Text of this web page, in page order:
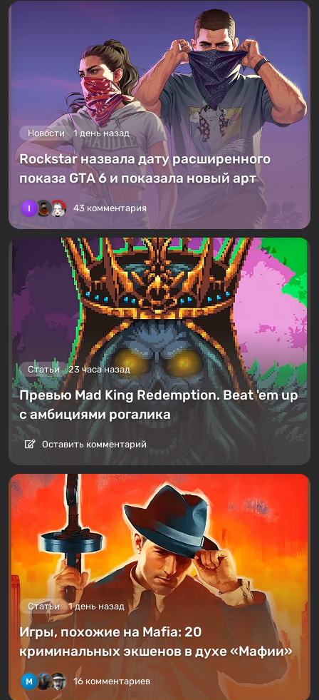
Новости 1 день назад
Rockstar назвала дату расширенного
показа GTA 6 и показала новый арт
43 комментария
Статьи 23 часа назад
Превью Mad King Redemption. Beat 'em up
с амбициями рогалика
Оставить комментарий
Статьи 1 день назад
Игры, похожие на Mafia: 20
криминальных экшенов в духе «Мафии»
16 комментариев